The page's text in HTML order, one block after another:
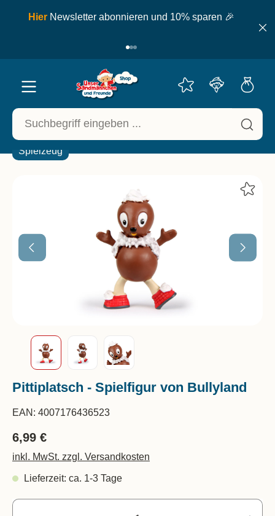
springen
Hier Newsletter abonnieren und 10% sparen 🎉
Spielzeug
Pittiplatsch - Spielfigur von Bullyland
EAN: 4007176436523
6,99 €
inkl. MwSt. zzgl. Versandkosten
Lieferzeit: ca. 1-3 Tage